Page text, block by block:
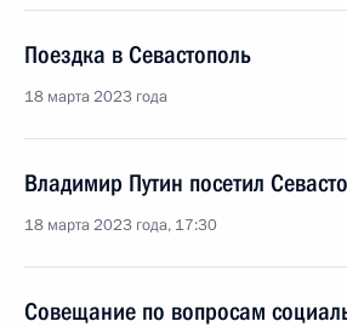
Поездка в Севастополь
18 марта 2023 года
Владимир Путин посетил
18 марта 2023 года, 17:30
Совещание по вопросам